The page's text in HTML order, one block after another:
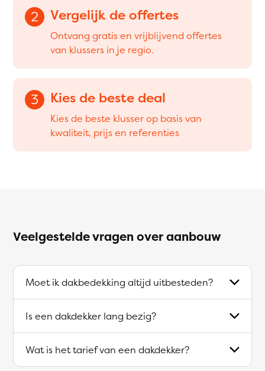
2 Vergelijk de offertes
Ontvang gratis en vrijblijvend offertes
van klussers in je regio.
3 Kies de beste deal
Kies de beste klusser op basis van
kwaliteit, prijs en referenties
Veelgestelde vragen over aanbouw
Moet ik dakbedekking altijd uitbesteden?
Is een dakdekker lang bezig?
Wat is het tarief van een dakdekker?